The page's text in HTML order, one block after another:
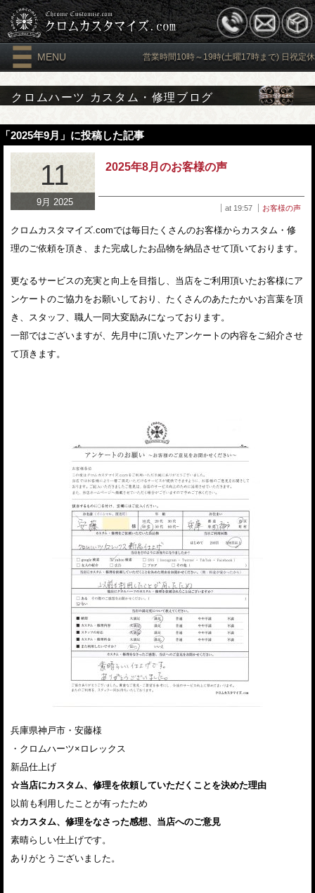
MENU 営業時間10時～19時(土曜17時まで) 日祝定休
クロムハーツ カスタム・修理ブログ
「2025年9月」に投稿した記事
11
9月 2025
2025年8月のお客様の声
at 19:57 お客様の声
クロムカスタマイズ.comでは毎日たくさんのお客様からカスタム・修
理のご依頼を頂き、また完成したお品物を納品させて頂いております。
更なるサービスの充実と向上を目指し、当店をご利用頂いたお客様にア
ンケートのご協力をお願いしており、たくさんのあたたかいお言葉を頂
き、スタッフ、職人一同大変励みになっております。
一部ではございますが、先月中に頂いたアンケートの内容をご紹介させ
て頂きます。
兵庫県神戸市・安藤様
・クロムハーツ×ロレックス
新品仕上げ
☆当店にカスタム、修理を依頼していただくことを決めた理由
以前も利用したことが有ったため
☆カスタム、修理をなさった感想、当店へのご意見
素晴らしい仕上げです。
ありがとうございました。